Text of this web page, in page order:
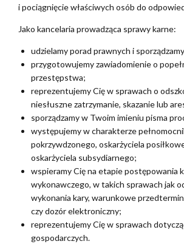
i pociągnięcie właściwych osób do
Jako kancelaria prowadząca sprawy karne:
udzielamy porad prawnych i
przygotowujemy zawiadomienie o
przestępstwa;
reprezentujemy Cię w sprawach o
niesłuszne zatrzymanie, skazanie lub
sporządzamy w Twoim imieniu pisma
występujemy w charakterze
pokrzywdzonego, oskarżyciela
oskarżyciela subsydiarnego;
wspieramy Cię na etapie postępowania
wykonawczego, w takich sprawach jak
wykonania kary, warunkowe
czy dozór elektroniczny;
reprezentujemy Cię w sprawach
gospodarczych.